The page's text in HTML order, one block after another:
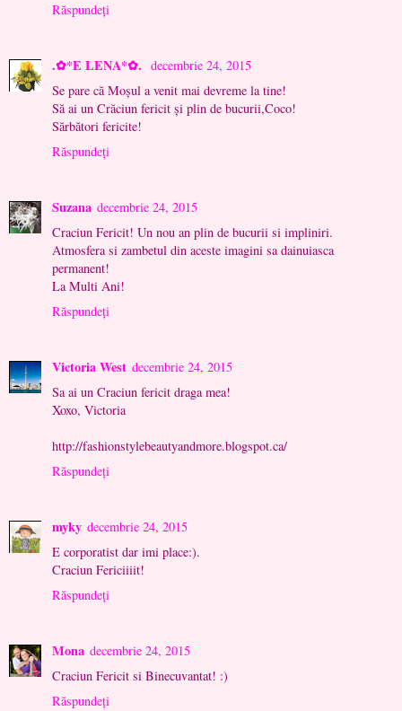
Răspundeți
.✿*E LENA*✿. decembrie 24, 2015
Se pare că Moșul a venit mai devreme la tine!
Să ai un Crăciun fericit și plin de bucurii,Coco!
Sărbători fericite!
Răspundeți
Suzana decembrie 24, 2015
Craciun Fericit! Un nou an plin de bucurii si impliniri.
Atmosfera si zambetul din aceste imagini sa dainuiasca
permanent!
La Multi Ani!
Răspundeți
Victoria West decembrie 24, 2015
Sa ai un Craciun fericit draga mea!
Xoxo, Victoria
http://fashionstylebeautyandmore.blogspot.ca/
Răspundeți
myky decembrie 24, 2015
E corporatist dar imi place:).
Craciun Fericiiiit!
Răspundeți
Mona decembrie 24, 2015
Craciun Fericit si Binecuvantat! :)
Răspundeți